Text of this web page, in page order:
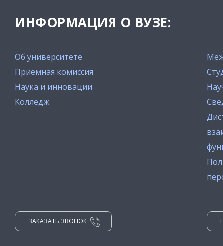
ИНФОРМАЦИЯ О ВУЗЕ:
Об университете
Приемная комиссия
Наука и инновации
Колледж
ЗАКАЗАТЬ ЗВОНОК